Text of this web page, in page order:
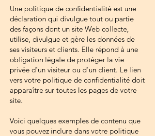
Une politique de confidentialité est une
déclaration qui divulgue tout ou partie
des façons dont un site Web collecte,
utilise, divulgue et gère les données de
ses visiteurs et clients. Elle répond à une
obligation légale de protéger la vie
privée d'un visiteur ou d'un client. Le lien
vers votre politique de confidentialité doit
apparaître sur toutes les pages de votre
site.
Voici quelques exemples de contenu que
vous pouvez inclure dans votre politique